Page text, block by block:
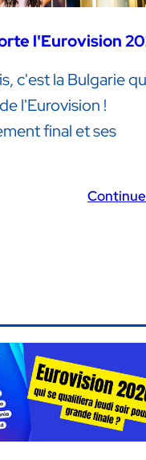
l'Eurovision
c'est la Bulgarie
l'Eurovision !
final et ses